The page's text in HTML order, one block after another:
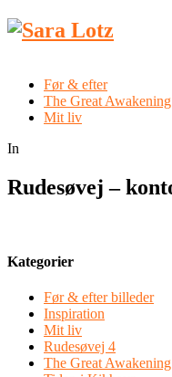
Før & efter
The Great Awakening
Mit liv
In
Rudesøvej –
Kategorier
Før & efter billeder
Inspiration
Mit liv
Rudesøvej 4
The Great Awakening